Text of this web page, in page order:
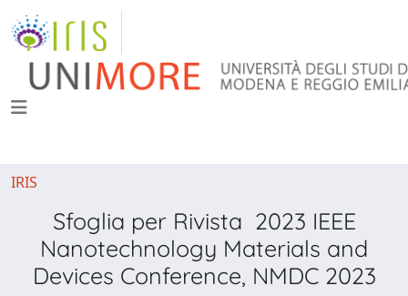
IRIS
Sfoglia per Rivista 2023 IEEE
Nanotechnology Materials and
Devices Conference, NMDC 2023